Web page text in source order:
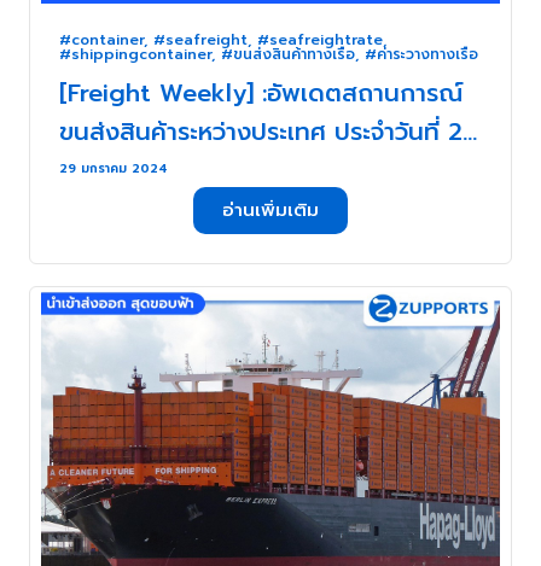
#container, #seafreight, #seafreightrate,
#shippingcontainer, #ขนส่งสินค้าทางเรือ, #ค่าระวางทางเรือ
[Freight Weekly] :อัพเดตสถานการณ์
ขนส่งสินค้าระหว่างประเทศ ประจำวันที่ 29
มกราคม- 2 กุมภาพันธ์ 2567 กับ
ZUPPORTS !!! สัปดาห์แห่งความผันผวน
RFQ Bidding !!! . . .
29 มกราคม 2024
อ่านเพิ่มเติม